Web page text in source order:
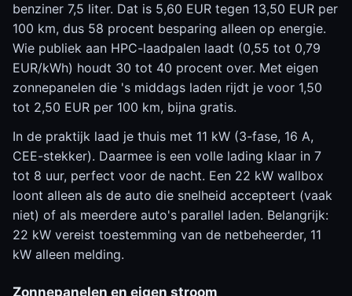
benziner 7,5 liter. Dat is 5,60 EUR tegen 13,50 EUR per
100 km, dus 58 procent besparing alleen op energie.
Wie publiek aan HPC-laadpalen laadt (0,55 tot 0,79
EUR/kWh) houdt 30 tot 40 procent over. Met eigen
zonnepanelen die 's middags laden rijdt je voor 1,50
tot 2,50 EUR per 100 km, bijna gratis.
In de praktijk laad je thuis met 11 kW (3-fase, 16 A,
CEE-stekker). Daarmee is een volle lading klaar in 7
tot 8 uur, perfect voor de nacht. Een 22 kW wallbox
loont alleen als de auto die snelheid accepteert (vaak
niet) of als meerdere auto's parallel laden. Belangrijk:
22 kW vereist toestemming van de netbeheerder, 11
kW alleen melding.
Zonnepanelen en eigen stroom